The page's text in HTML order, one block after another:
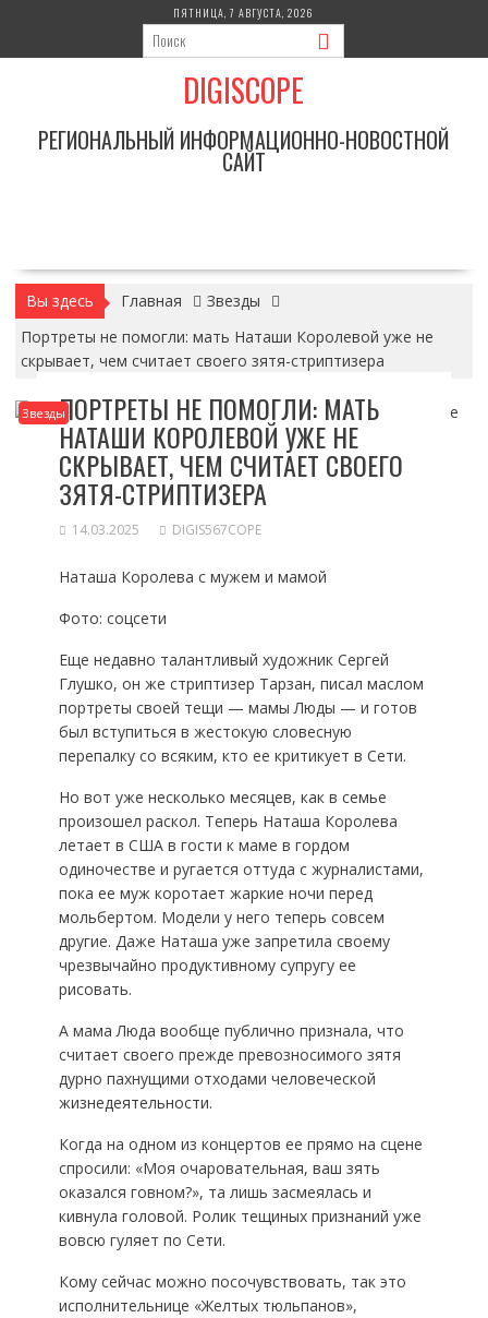
содержимому
ПЯТНИЦА, 7 АВГУСТА, 2026
DIGISCOPE
РЕГИОНАЛЬНЫЙ ИНФОРМАЦИОННО-НОВОСТНОЙ
САЙТ
Вы здесь Главная
Звезды
Портреты не помогли: мать Наташи Королевой уже не
скрывает, чем считает своего зятя-стриптизера
ЗвездыПОРТРЕТЫ НЕ ПОМОГЛИ: МАТЬ
НАТАШИ КОРОЛЕВОЙ УЖЕ НЕ
СКРЫВАЕТ, ЧЕМ СЧИТАЕТ СВОЕГО
ЗЯТЯ-СТРИПТИЗЕРА
14.03.2025 DIGIS567COPE
Наташа Королева с мужем и мамой
Фото: соцсети
Еще недавно талантливый художник Сергей
Глушко, он же стриптизер Тарзан, писал маслом
портреты своей тещи — мамы Люды — и готов
был вступиться в жестокую словесную
перепалку со всяким, кто ее критикует в Сети.
Но вот уже несколько месяцев, как в семье
произошел раскол. Теперь Наташа Королева
летает в США в гости к маме в гордом
одиночестве и ругается оттуда с журналистами,
пока ее муж коротает жаркие ночи перед
мольбертом. Модели у него теперь совсем
другие. Даже Наташа уже запретила своему
чрезвычайно продуктивному супругу ее
рисовать.
А мама Люда вообще публично признала, что
считает своего прежде превозносимого зятя
дурно пахнущими отходами человеческой
жизнедеятельности.
Когда на одном из концертов ее прямо на сцене
спросили: «Моя очаровательная, ваш зять
оказался говном?», та лишь засмеялась и
кивнула головой. Ролик тещиных признаний уже
вовсю гуляет по Сети.
Кому сейчас можно посочувствовать, так это
исполнительнице «Желтых тюльпанов»,